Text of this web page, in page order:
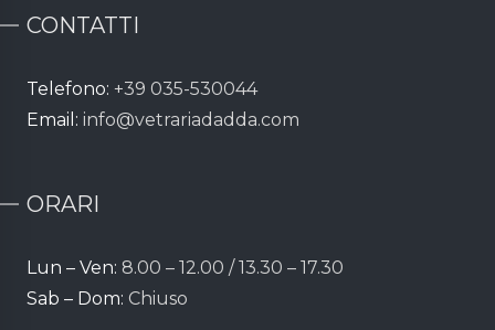
CONTATTI
Telefono: +39 035-530044
Email: info@vetrariadadda.com
ORARI
Lun – Ven: 8.00 – 12.00 / 13.30 – 17.30
Sab – Dom: Chiuso